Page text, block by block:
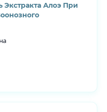
Экстракта Алоэ При